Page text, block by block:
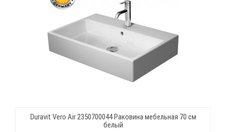
Duravit Vero Air 2350700044 Раковина мебельная 70 см
белый